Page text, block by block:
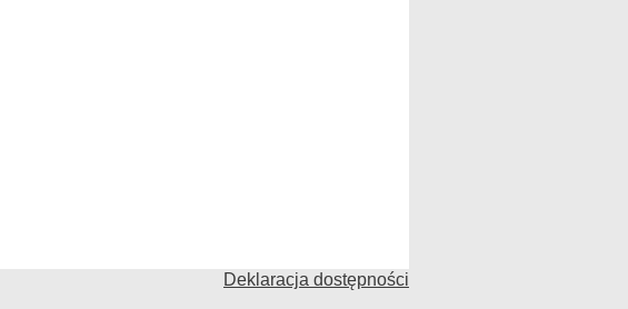
Deklaracja dostępności